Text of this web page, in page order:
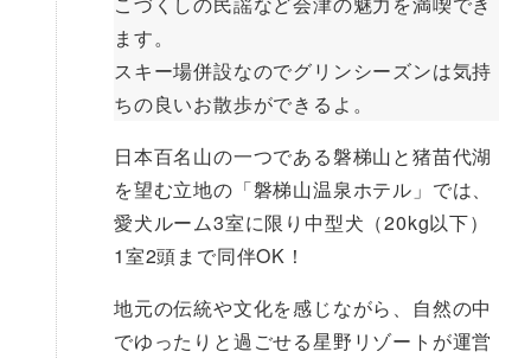
ます。
スキー場併設なのでグリンシーズンは気持
ちの良いお散歩ができるよ。
日本百名山の一つである磐梯山と猪苗代湖
を望む立地の「磐梯山温泉ホテル」では、
愛犬ルーム3室に限り中型犬（20kg以下）
1室2頭まで同伴OK！
地元の伝統や文化を感じながら、自然の中
でゆったりと過ごせる星野リゾートが運営